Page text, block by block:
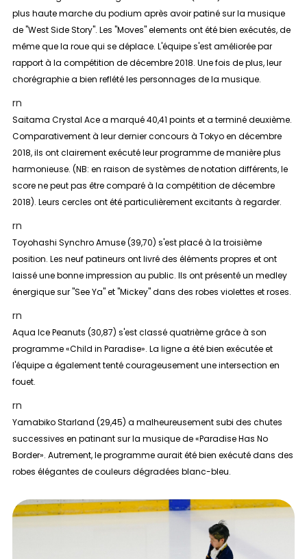
plus haute marche du podium après avoir patiné sur la musique
de "West Side Story". Les "Moves" elements ont été bien exécutés, de
même que la roue qui se déplace. L'équipe s'est améliorée par
rapport à la compétition de décembre 2018. Une fois de plus, leur
chorégraphie a bien reflété les personnages de la musique.
rn
Saitama Crystal Ace a marqué 40,41 points et a terminé deuxième.
Comparativement à leur dernier concours à Tokyo en décembre
2018, ils ont clairement exécuté leur programme de manière plus
harmonieuse. (NB: en raison de systèmes de notation différents, le
score ne peut pas être comparé à la compétition de décembre
2018). Leurs cercles ont été particulièrement excitants à regarder.
rn
Toyohashi Synchro Amuse (39,70) s'est placé à la troisième
position. Les neuf patineurs ont livré des éléments propres et ont
laissé une bonne impression au public. Ils ont présenté un medley
énergique sur "See Ya" et "Mickey" dans des robes violettes et roses.
rn
Aqua Ice Peanuts (30,87) s'est classé quatrième grâce à son
programme «Child in Paradise». La ligne a été bien exécutée et
l'équipe a également tenté courageusement une intersection en
fouet.
rn
Yamabiko Starland (29,45) a malheureusement subi des chutes
successives en patinant sur la musique de «Paradise Has No
Border». Autrement, le programme aurait été bien exécuté dans des
robes élégantes de couleurs dégradées blanc-bleu.